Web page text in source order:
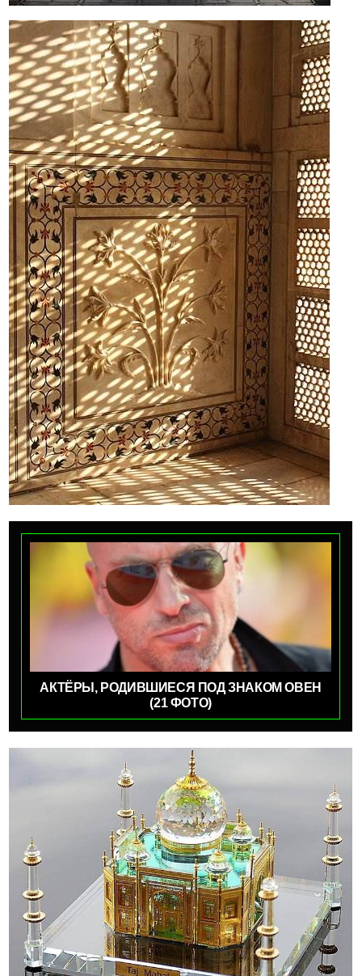
АКТЁРЫ, РОДИВШИЕСЯ ПОД ЗНАКОМ ОВЕН
(21 ФОТО)